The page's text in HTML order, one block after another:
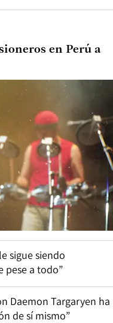
en Perú a
sigue siendo
pese a todo”
Daemon Targaryen ha
de sí mismo”